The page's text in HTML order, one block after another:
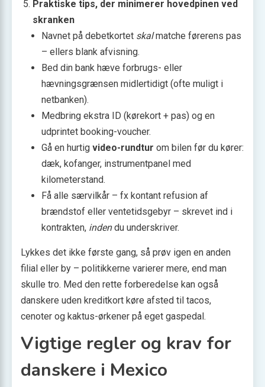
Praktiske tips, der minimerer hovedpinen ved
skranken
Navnet på debetkortet skalmatche førerens pas
– ellers blank afvisning.
Bed din bank hæve forbrugs- eller
hævningsgrænsen midlertidigt (ofte muligt i
netbanken).
Medbring ekstra ID (kørekort + pas) og en
udprintet booking-voucher.
Gå en hurtig video-rundtur om bilen før du kører:
dæk, kofanger, instrumentpanel med
kilometerstand.
Få alle særvilkår – fx kontant refusion af
brændstof eller ventetidsgebyr – skrevet ind i
kontrakten, indendu underskriver.
Lykkes det ikke første gang, så prøv igen en anden
filial eller by – politikkerne varierer mere, end man
skulle tro. Med den rette forberedelse kan også
danskere uden kreditkort køre afsted til tacos,
cenoter og kaktus-ørkener på eget gaspedal.
Vigtige regler og krav for
danskere i Mexico